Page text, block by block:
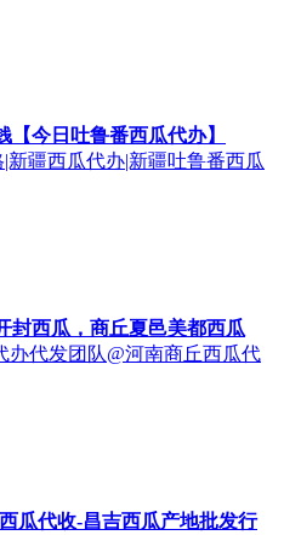
今日吐鲁番西瓜代办】
新疆西瓜代办|新疆吐鲁番西瓜
封西瓜，商丘夏邑美都西瓜
办代发团队@河南商丘西瓜代
瓜代收-昌吉西瓜产地批发行